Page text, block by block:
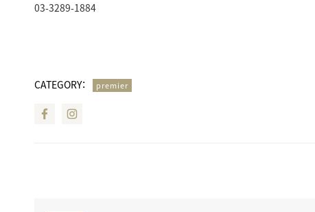
03-3289-1884
CATEGORY： premier
Facebook